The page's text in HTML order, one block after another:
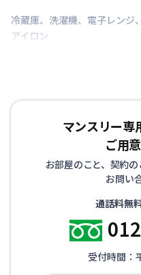
冷蔵庫、 洗濯機、 電子レンジ、
アイロン
マンスリー専
ご用
お部屋のこと、契約
お問い
通話料無
受付時間